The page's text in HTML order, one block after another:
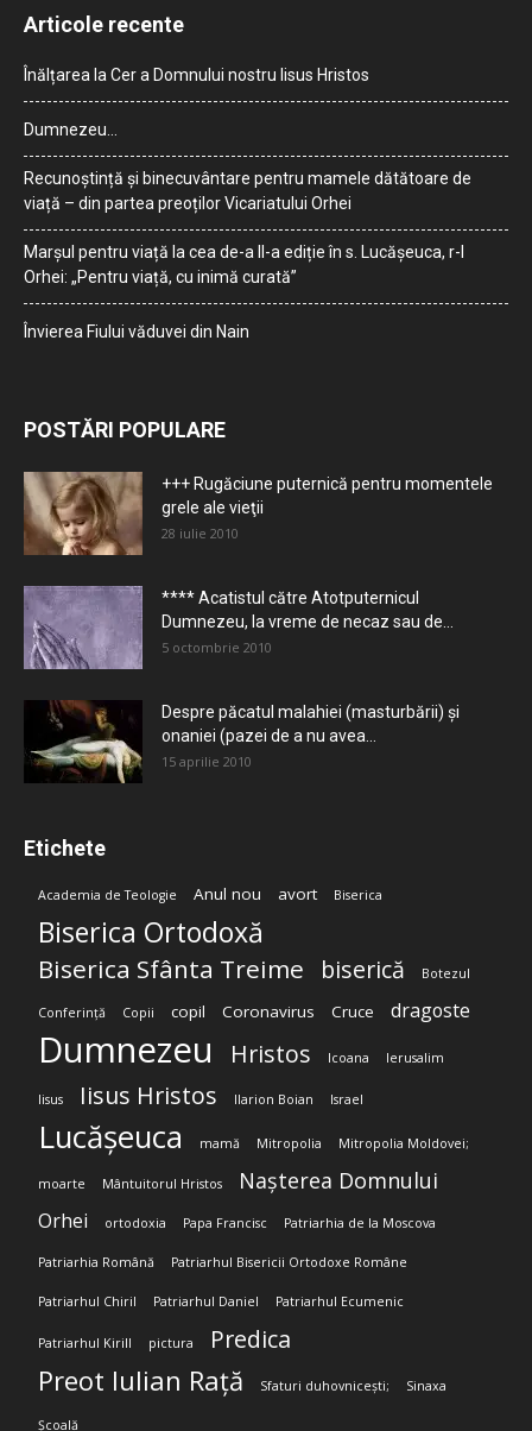
Articole recente
Înălțarea la Cer a Domnului nostru Iisus Hristos
Dumnezeu…
Recunoștință și binecuvântare pentru mamele dătătoare de
viață – din partea preoților Vicariatului Orhei
Marșul pentru viață la cea de-a II-a ediție în s. Lucășeuca, r-l
Orhei: „Pentru viață, cu inimă curată”
Învierea Fiului văduvei din Nain
POSTĂRI POPULARE
+++ Rugăciune puternică pentru momentele
grele ale vieţii
28 iulie 2010
**** Acatistul către Atotputernicul
Dumnezeu, la vreme de necaz sau de...
5 octombrie 2010
Despre păcatul malahiei (masturbării) şi
onaniei (pazei de a nu avea...
15 aprilie 2010
Etichete
Academia de Teologie Anul nou avort Biserica
Biserica Ortodoxă
Biserica Sfânta Treime biserică Botezul
Conferință Copii copil Coronavirus Cruce dragoste
Dumnezeu Hristos Icoana Ierusalim
Iisus Iisus Hristos Ilarion Boian Israel
Lucășeuca mamă Mitropolia Mitropolia Moldovei;
moarte Mântuitorul Hristos Nașterea Domnului
Orhei ortodoxia Papa Francisc Patriarhia de la Moscova
Patriarhia Română Patriarhul Bisericii Ortodoxe Române
Patriarhul Chiril Patriarhul Daniel Patriarhul Ecumenic
Patriarhul Kirill pictura Predica
Preot Iulian Rață Sfaturi duhovnicești; Sinaxa
Școală